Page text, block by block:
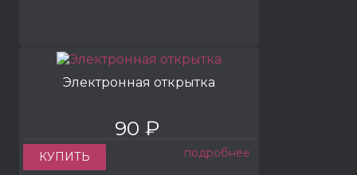
Электронная открытка
90 ₽
КУПИТЬ подробнее